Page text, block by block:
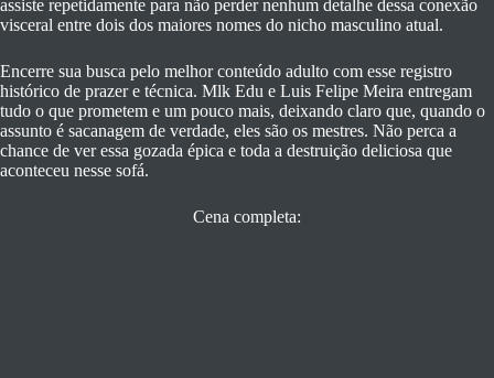
assiste repetidamente para não perder nenhum detalhe dessa conexão
visceral entre dois dos maiores nomes do nicho masculino atual.
Encerre sua busca pelo melhor conteúdo adulto com esse registro
histórico de prazer e técnica. Mlk Edu e Luis Felipe Meira entregam
tudo o que prometem e um pouco mais, deixando claro que, quando o
assunto é sacanagem de verdade, eles são os mestres. Não perca a
chance de ver essa gozada épica e toda a destruição deliciosa que
aconteceu nesse sofá.
Cena completa: